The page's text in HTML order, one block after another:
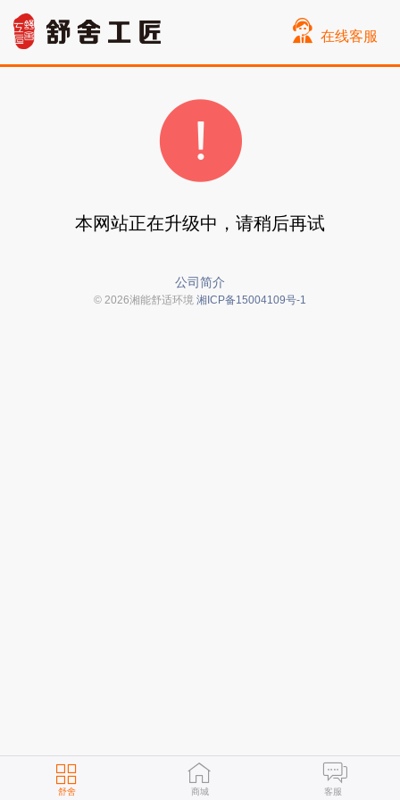
舒舍 商城 客服
在线客服
本网站正在升级中，请稍后再试
公司简介
© 2026湘能舒适环境 湘ICP备15004109号-1